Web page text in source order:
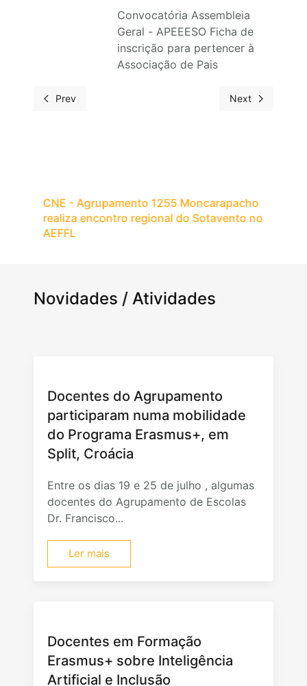
Convocatória Assembleia
Geral - APEEESO Ficha de
inscrição para pertencer à
Associação de Pais
Prev Next
CNE - Agrupamento 1255 Moncarapacho
realiza encontro regional do Sotavento no
AEFFL
Novidades / Atividades
Docentes do Agrupamento
participaram numa mobilidade
do Programa Erasmus+, em
Split, Croácia
Entre os dias 19 e 25 de julho , algumas
docentes do Agrupamento de Escolas
Dr. Francisco...
Ler mais
Docentes em Formação
Erasmus+ sobre Inteligência
Artificial e Inclusão